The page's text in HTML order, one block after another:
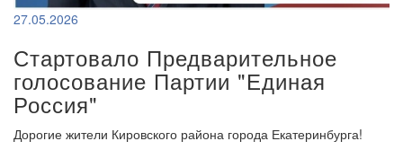
27.05.2026
Стартовало Предварительное
голосование Партии "Единая
Россия"
Дорогие жители Кировского района города Екатеринбурга!